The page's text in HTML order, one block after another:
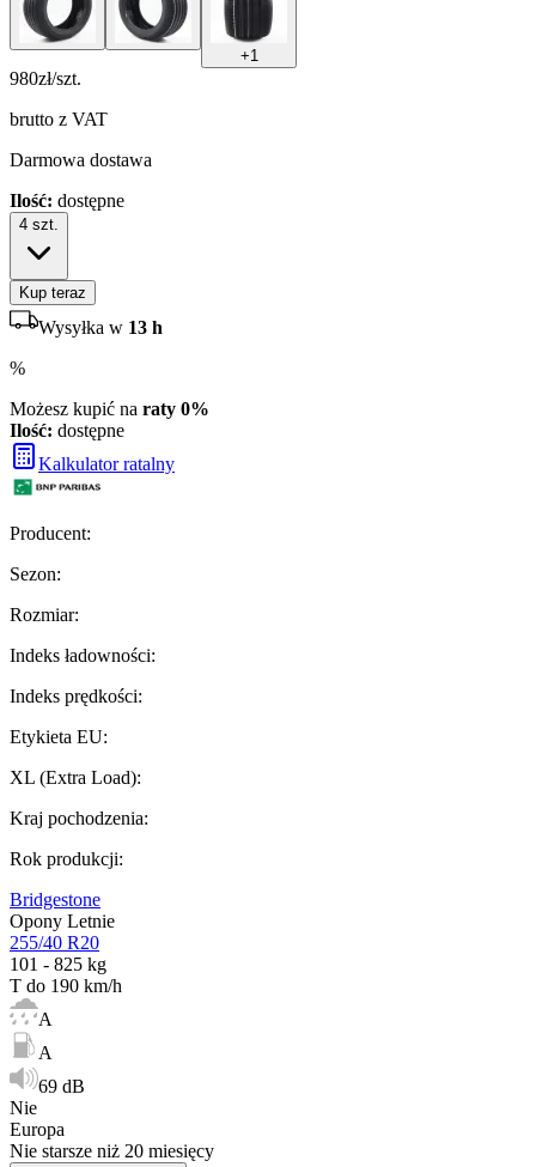
+1
980zł/szt.
brutto z VAT
Darmowa dostawa
Ilość: dostępne
4 szt.
Kup teraz
Wysyłka w 13 h
%
Możesz kupić na raty 0%
Ilość: dostępne
Kalkulator ratalny
Producent:
Sezon:
Rozmiar:
Indeks ładowności:
Indeks prędkości:
Etykieta EU:
XL (Extra Load):
Kraj pochodzenia:
Rok produkcji:
Bridgestone
Opony Letnie
255/40 R20
101 - 825 kg
T do 190 km/h
A
A
69 dB
Nie
Europa
Nie starsze niż 20 miesięcy